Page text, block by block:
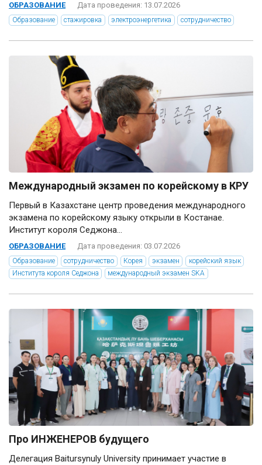
ОБРАЗОВАНИЕ Дата проведения: 13.07.2026
Образование стажировка электроэнергетика сотрудничество
Международный экзамен по корейскому в КРУ
Первый в Казахстане центр проведения международного
экзамена по корейскому языку открыли в Костанае.
Институт короля Седжона...
ОБРАЗОВАНИЕ Дата проведения: 03.07.2026
Образование сотрудничество Корея экзамен
корейский язык
Института короля Седжона
международный экзамен SKA
Про ИНЖЕНЕРОВ будущего
Делегация Baitursynuly University принимает участие в